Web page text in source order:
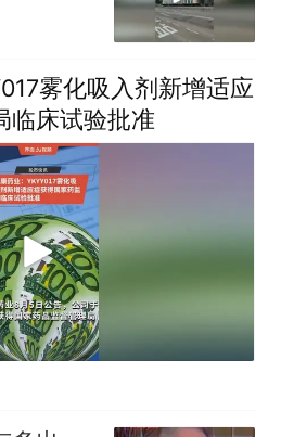
雾化吸入剂新增适应
临床试验批准